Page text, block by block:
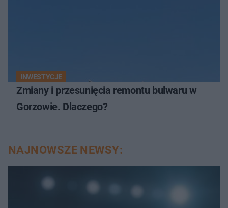
INWESTYCJE
Zmiany i przesunięcia remontu bulwaru w
Gorzowie. Dlaczego?
NAJNOWSZE NEWSY: